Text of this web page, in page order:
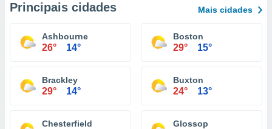
Principais cidades Mais cidades
Ashbourne
26° 14°
Boston
29° 15°
Brackley
29° 14°
Buxton
24° 13°
Chesterfield Glossop